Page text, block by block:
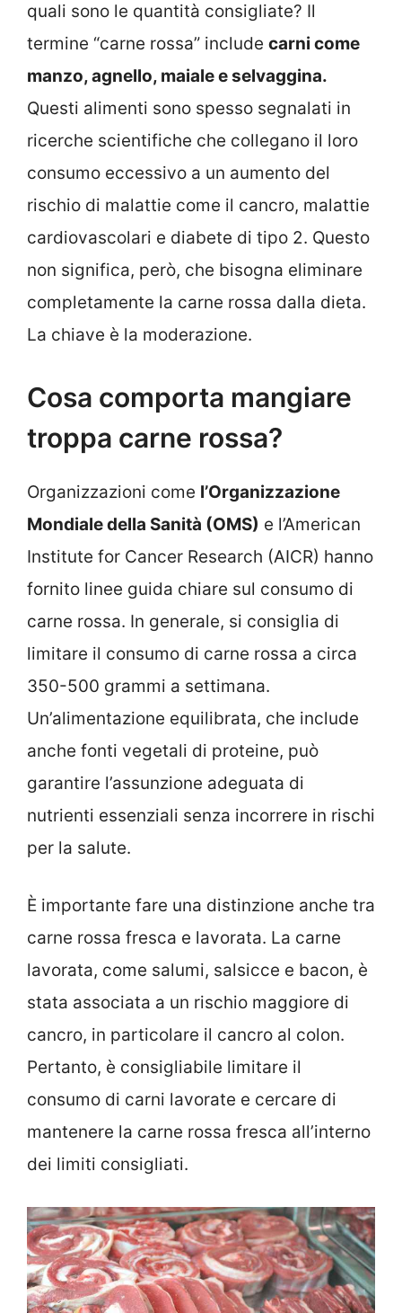
quali sono le quantità consigliate? Il
termine “carne rossa” include carni come
manzo, agnello, maiale e selvaggina.
Questi alimenti sono spesso segnalati in
ricerche scientifiche che collegano il loro
consumo eccessivo a un aumento del
rischio di malattie come il cancro, malattie
cardiovascolari e diabete di tipo 2. Questo
non significa, però, che bisogna eliminare
completamente la carne rossa dalla dieta.
La chiave è la moderazione.
Cosa comporta mangiare
troppa carne rossa?
Organizzazioni come l’Organizzazione
Mondiale della Sanità (OMS) e l’American
Institute for Cancer Research (AICR) hanno
fornito linee guida chiare sul consumo di
carne rossa. In generale, si consiglia di
limitare il consumo di carne rossa a circa
350-500 grammi a settimana.
Un’alimentazione equilibrata, che include
anche fonti vegetali di proteine, può
garantire l’assunzione adeguata di
nutrienti essenziali senza incorrere in rischi
per la salute.
È importante fare una distinzione anche tra
carne rossa fresca e lavorata. La carne
lavorata, come salumi, salsicce e bacon, è
stata associata a un rischio maggiore di
cancro, in particolare il cancro al colon.
Pertanto, è consigliabile limitare il
consumo di carni lavorate e cercare di
mantenere la carne rossa fresca all’interno
dei limiti consigliati.